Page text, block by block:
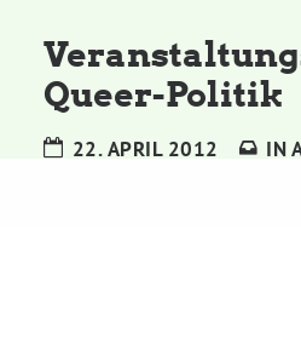
Grünes Zentrum
Queer-Politik
22. APRIL 2012 IN